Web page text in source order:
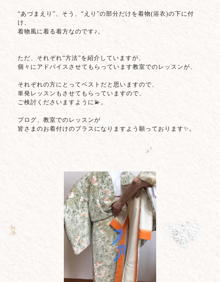
“あづまえり”、そう、“えり”の部分だけを着物(浴衣)の下に付
け、
着物風に着る着方なのです♪。
ただ、それぞれ“方法”を紹介していますが、
個々にアドバイスさせてもらっています教室でのレッスンが、
それぞれの方にとってベストだと思いますので、
単発レッスンもさせてもらっていますので、
ご検討くださいますように💫。
ブログ、教室でのレッスンが
皆さまのお着付けのプラスになりますよう願っております✨。